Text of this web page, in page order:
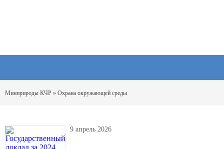
Минприроды КЧР » Охрана окружающей среды
9 апрель 2026